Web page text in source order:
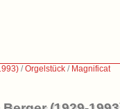
/Orgelstück / Magnificat